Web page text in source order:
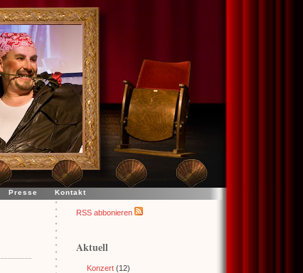
Presse Kontakt
RSS abbonieren
Aktuell
Konzert(12)